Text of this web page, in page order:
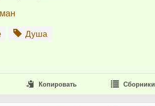
Душа
Копировать Сборники